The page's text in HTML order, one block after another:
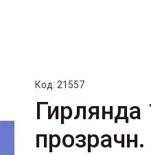
Код: 21557